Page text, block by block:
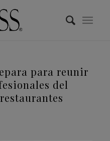
para reunir
del